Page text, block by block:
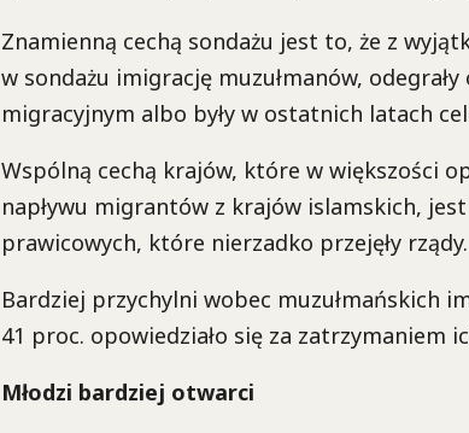
Znamienną cechą sondażu jest to, że z
w sondażu imigrację muzułmanów,
migracyjnym albo były w ostatnich latach
Wspólną cechą krajów, które w większości
napływu migrantów z krajów islamskich,
prawicowych, które nierzadko przejęły rządy.
Bardziej przychylni wobec muzułmańskich
41 proc. opowiedziało się za zatrzymaniem
Młodzi bardziej otwarci